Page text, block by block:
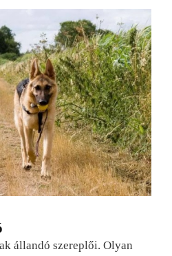
állandó szereplői. Olyan